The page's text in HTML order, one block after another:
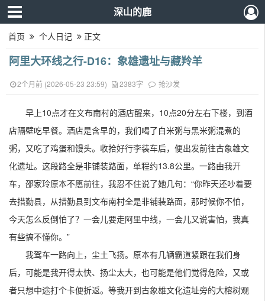
深山的鹿
首页 个人日记 正文
阿里大环线之行-D16：象雄遗址与藏羚羊
2个月前 (2026-05-23 23:59) 2383字 抢沙发
早上10点才在文布南村的酒店醒来，10点20分左右下楼，到酒
店隔壁吃早餐。酒店是含早的，我们喝了白米粥与黑米粥混煮的
粥，又吃了鸡蛋和馒头。收拾好行李装车后，便出发前往古象雄文
化遗址。这段路全是非铺装路面，单程约13.8公里。一路由我开
车，邵家玲原本不愿前往，我忍不住说了她几句：“你昨天还吵着要
去措勤县，从措勤县到文布南村全是非铺装路面，那时候你不怕，
今天怎么反倒怕了？一会儿要走阿里中线，一会儿又说害怕，我真
有些搞不懂你。”
我驾车一路向上，尘土飞扬。原本有几辆霸道紧跟在我们身
后，可能是我开得太快、扬尘太大，也可能是他们觉得危险，又或
者只想中途打个卡便折返。等我开到古象雄文化遗址旁的大榕树观